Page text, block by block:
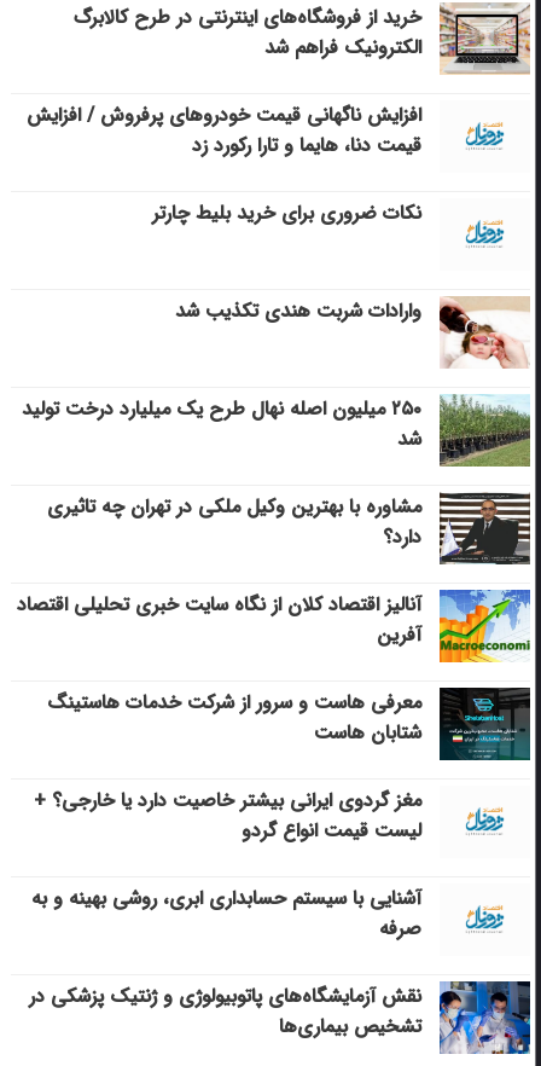
خرید از فروشگاه‌های اینترنتی در طرح کالابرگ
الکترونیک فراهم شد
افزایش ناگهانی قیمت خودروهای پرفروش / افزایش
قیمت دنا، هایما و تارا رکورد زد
نکات ضروری برای خرید بلیط چارتر
وارادات شربت هندی تکذیب شد
۲۵۰ میلیون اصله نهال طرح یک میلیارد درخت تولید
شد
مشاوره با بهترین وکیل ملکی در تهران چه تاثیری
دارد؟
آنالیز اقتصاد کلان از نگاه سایت خبری تحلیلی اقتصاد
آفرین
معرفی هاست و سرور از شرکت خدمات هاستینگ
شتابان هاست
مغز گردوی ایرانی بیشتر خاصیت دارد یا خارجی؟ +
لیست قیمت انواع گردو
آشنایی با سیستم حسابداری ابری، روشی بهینه و به
صرفه
نقش آزمایشگاه‌های پاتوبیولوژی و ژنتیک پزشکی در
تشخیص بیماری‌ها